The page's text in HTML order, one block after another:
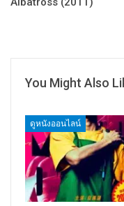
You Might Also
ดูหนังออนไลน์